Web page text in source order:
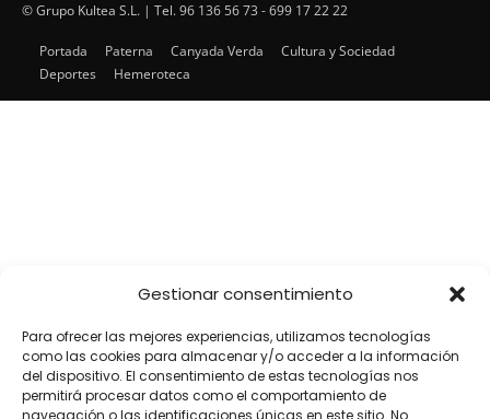
Gestionar consentimiento
Para ofrecer las mejores experiencias, utilizamos tecnologías
como las cookies para almacenar y/o acceder a la información
del dispositivo. El consentimiento de estas tecnologías nos
permitirá procesar datos como el comportamiento de
navegación o las identificaciones únicas en este sitio. No
Encuentra cada mes en tu punto habitual nuestra edición
Paterna.
© Grupo Kultea S.L. | Tel. 96 136 56 73 - 699 17 22 22
Portada Paterna Canyada Verda
Cultura y Sociedad
Deportes
Hemeroteca